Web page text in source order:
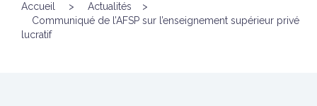
Accueil > Actualités
>
Communiqué de l’AFSP sur l’enseignement supérieur privé
lucratif